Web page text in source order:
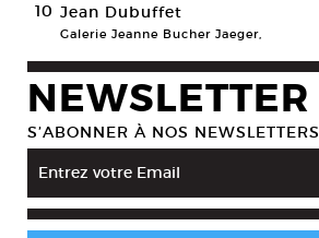
10 Jean Dubuffet
Galerie Jeanne Bucher Jaeger,
NEWSLETTER
S’ABONNER À NOS NEWSLETTERS